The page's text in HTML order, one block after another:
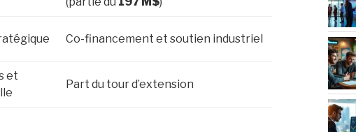
Co-financement et soutien industriel
et
Part du tour d’extension